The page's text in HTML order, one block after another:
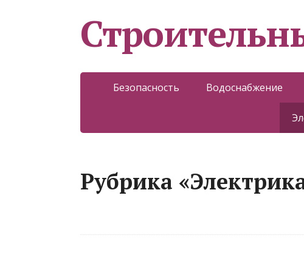
Безопасность Водоснабжение
Рубрика